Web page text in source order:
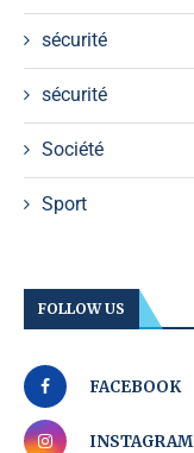
sécurité
sécurité
Société
Sport
FOLLOW US
FACEBOOK
INSTAGRAM